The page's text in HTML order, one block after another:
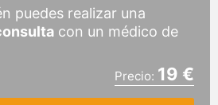
puedes realizar una
con un médico de
Precio: 19 €